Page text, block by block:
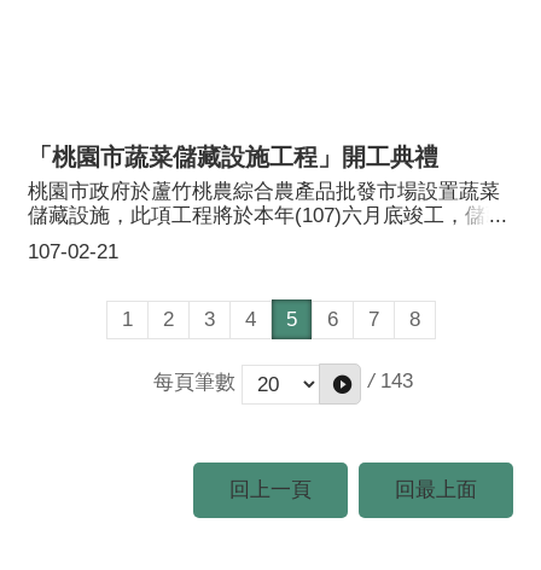
「桃園市蔬菜儲藏設施工程」開工典禮
107-02-21
桃園市政府於蘆竹桃農綜合農產品批發市場設置蔬菜
儲藏設施，此項工程將於本年(107)六月底竣工，儲藏
設施正式啟用後，面積達1,000坪，並於颱風期間維持
最高1,200噸蔬菜儲存量，可望以產能調節穩定蔬菜物
讓消費者能買到合理價格的蔬菜，穩健桃園市農業經
營並提升競爭優勢，開創桃園農業新契機與發展。107
年2月13日於蘆竹桃農綜合農產品批發市場舉辦「桃園
市蔬菜儲藏設施工程」開工典禮，現場透過祈福儀式
與動土典禮，為工程開工迎來好兆頭，相信未來在市
1 2 3 4 5 6 7 8
每頁筆數 / 143
回上一頁 回最上面